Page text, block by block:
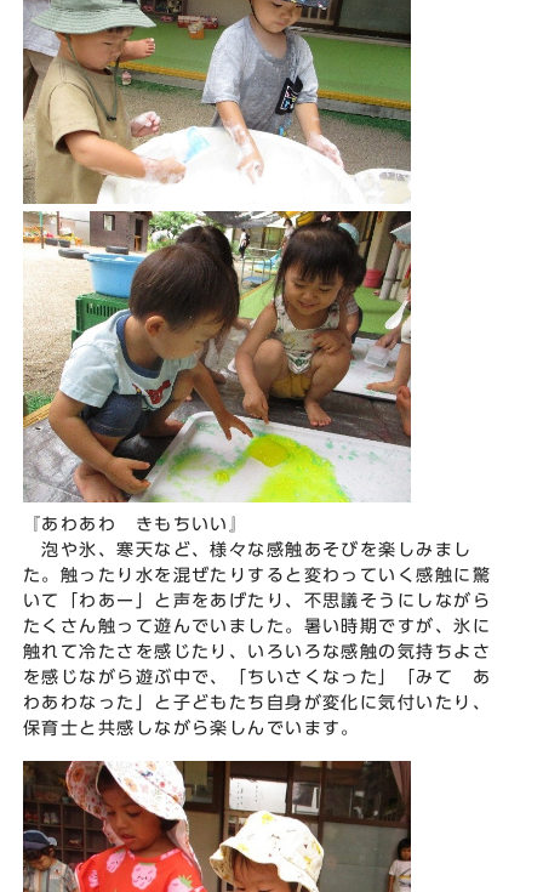
『あわあわ きもちいい』
泡や氷、寒天など、様々な感触あそびを楽しみまし
た。触ったり水を混ぜたりすると変わっていく感触に驚
いて「わあー」と声をあげたり、不思議そうにしながら
たくさん触って遊んでいました。暑い時期ですが、氷に
触れて冷たさを感じたり、いろいろな感触の気持ちよさ
を感じながら遊ぶ中で、「ちいさくなった」「みて あ
わあわなった」と子どもたち自身が変化に気付いたり、
保育士と共感しながら楽しんでいます。